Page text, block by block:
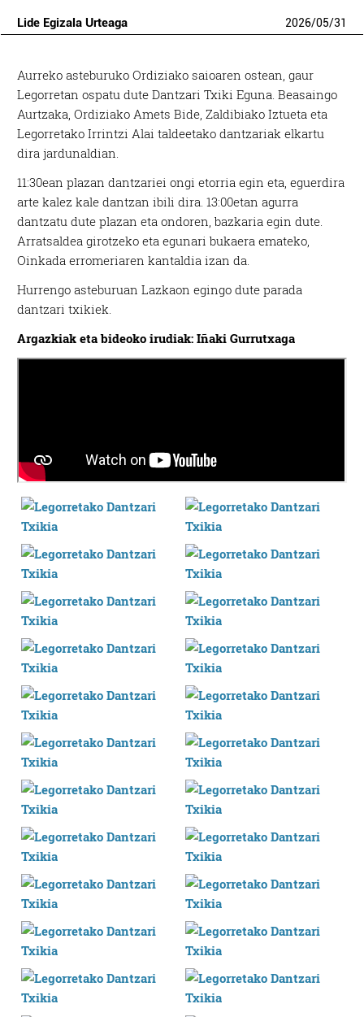
Lide Egizala Urteaga 2026/05/31
Aurreko asteburuko Ordiziako saioaren ostean, gaur
Legorretan ospatu dute Dantzari Txiki Eguna. Beasaingo
Aurtzaka, Ordiziako Amets Bide, Zaldibiako Iztueta eta
Legorretako Irrintzi Alai taldeetako dantzariak elkartu
dira jardunaldian.
11:30ean plazan dantzariei ongi etorria egin eta, eguerdira
arte kalez kale dantzan ibili dira. 13:00etan agurra
dantzatu dute plazan eta ondoren, bazkaria egin dute.
Arratsaldea girotzeko eta egunari bukaera emateko,
Oinkada erromeriaren kantaldia izan da.
Hurrengo asteburuan Lazkaon egingo dute parada
dantzari txikiek.
Argazkiak eta bideoko irudiak: Iñaki Gurrutxaga